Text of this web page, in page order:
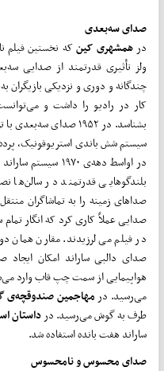
صدای سه‌بعدی
در همشهری کینکه نخستین فیلم
ولز تأثیری قدرتمند از صدایی
چندگانه و دوری و نزدیکی بازیگران
کار در رادیو را داشت و
بشناسد. در ۱۹۵۲ صدای
سیستم شش باندی استریوفونیک،
در اواسط دهه‌ی ۱۹۷۰
بلندگوهایی قدرتمند در سالن‌ها
صداهای زمینه را به تماشاگران
صدایی عملاً کاری کرد که انگار تمام
در فیلم می لرزیدند. مقارن همان
هواپیمایی از سمت چپ قاب وارد
می‌رسید. در مهاجمین صندوقچه‌ی
طرف به گوش می‌رسید. در داستان
ساراند هفت بانده استفاده شد.
صدای محسوس و نامحسوس